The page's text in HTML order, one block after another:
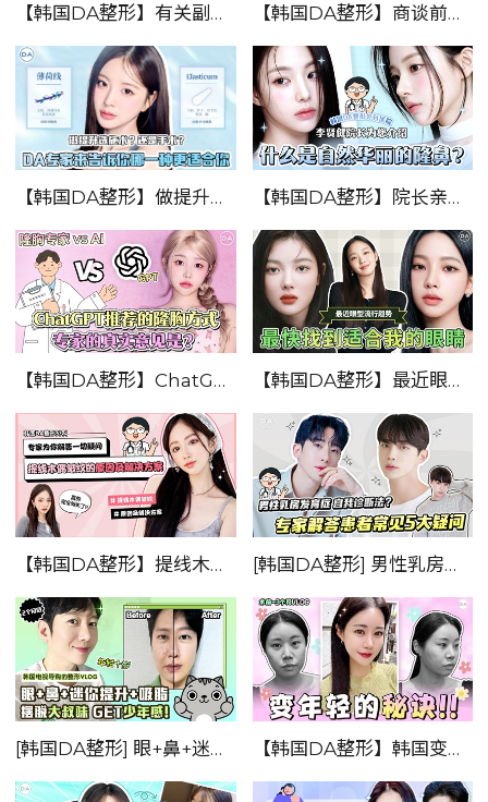
【韩国DA整形】有关副乳的小知识——减肥都无法解决副乳的理由！！ 【韩国DA整形】商谈前必看指南！！——鼻整形
【韩国DA整形】做提升选施术？还是手术？—DA专家来告诉你哪一种更适合你！！ 【韩国DA整形】院长亲自带你了解！！！—什么是自然华丽的隆鼻？
【韩国DA整形】ChatGPT推荐的隆胸方式 ——专家的真实意见？ 【韩国DA整形】最近眼型的流行趋势 — 最快找到适合我的眼睛！！
【韩国DA整形】提线木偶皱纹的原因及解决方案——专家为你解答一切疑问！ [韩国DA整形] 男性乳房发育症自我诊断法？——专家解答患者常见的5大疑问！！
[韩国DA整形] 眼+鼻+迷你提升+吸脂 摆脱大叔味，GET少年感！！—韩国电视导购的整形VLOG!!! 【韩国DA整形】韩国变美vlog——变年轻的秘诀！！！